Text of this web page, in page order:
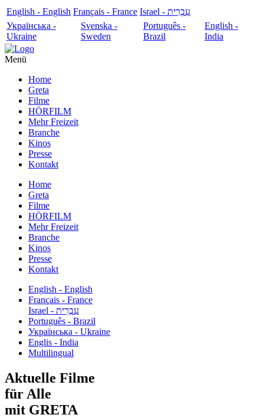
English - English Français - France
עִבְרִית - Israel
Українська -
Ukraine
Svenska -
Sweden
Português -
Brazil
English -
India
Menü
Home
Greta
Filme
HÖRFILM
Mehr Freizeit
Branche
Kinos
Presse
Kontakt
Home
Greta
Filme
HÖRFILM
Mehr Freizeit
Branche
Kinos
Presse
Kontakt
English - English
Français - France
עִבְרִית - Israel
Português - Brazil
Українська - Ukraine
Englis - India
Multilingual
Aktuelle Filme
für Alle
mit GRETA